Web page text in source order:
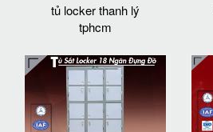
tủ locker thanh lý
tphcm